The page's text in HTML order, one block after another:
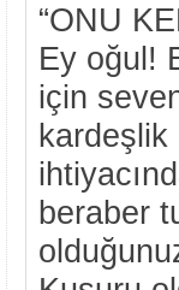
“ONU
Ey oğul!
için
kardeşlik
beraber